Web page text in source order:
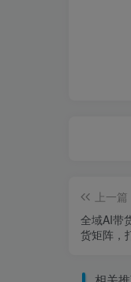
上一篇
全域AI带
货矩阵，